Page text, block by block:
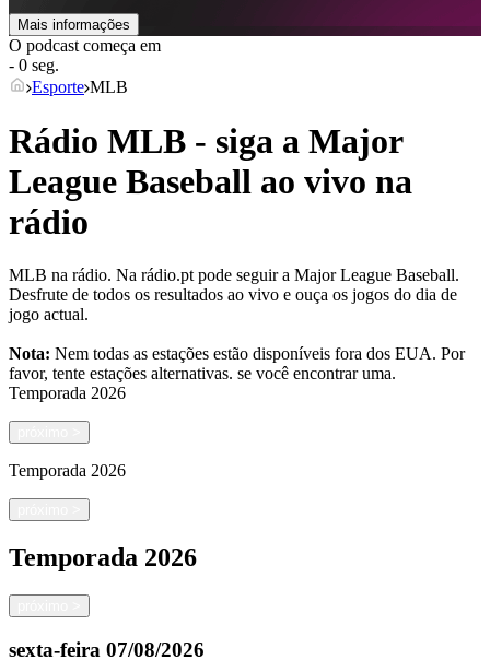
Mais informações
O podcast começa em
- 0 seg.
Esporte MLB
Rádio MLB - siga a Major
League Baseball ao vivo na
rádio
MLB na rádio. Na rádio.pt pode seguir a Major League Baseball.
Desfrute de todos os resultados ao vivo e ouça os jogos do dia de
jogo actual.
Nota: Nem todas as estações estão disponíveis fora dos EUA. Por
favor, tente estações alternativas. se você encontrar uma.
Temporada 2026
Temporada 2026
Temporada 2026
sexta-feira 07/08/2026